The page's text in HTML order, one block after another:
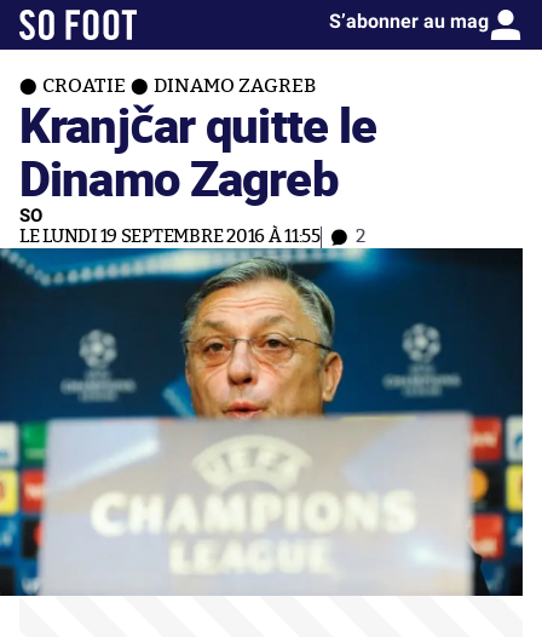
S’abonner au mag
CROATIE DINAMO ZAGREB
Kranjčar quitte le
Dinamo Zagreb
SO
LE LUNDI 19 SEPTEMBRE 2016 À 11:55 2